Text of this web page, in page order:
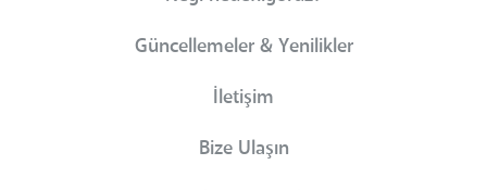
Güncellemeler & Yenilikler
İletişim
Bize Ulaşın